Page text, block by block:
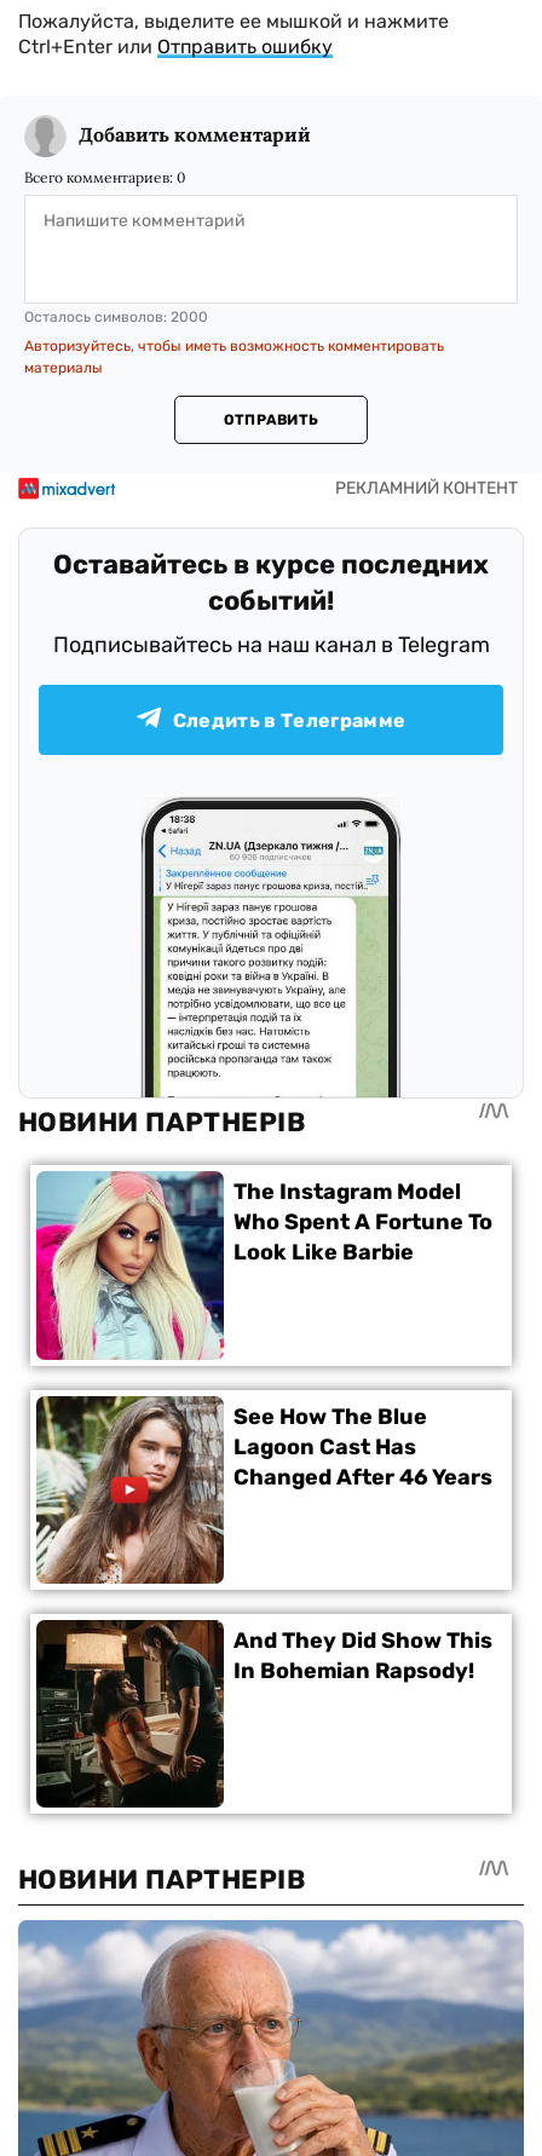
Пожалуйста, выделите ее мышкой и нажмите
Ctrl+Enter или Отправить ошибку
Добавить комментарий
Всего комментариев: 0
Осталось символов: 2000
Авторизуйтесь, чтобы иметь возможность комментировать
материалы
ОТПРАВИТЬ
Оставайтесь в курсе последних
событий!
Подписывайтесь на наш канал в Telegram
Следить в Телеграмме